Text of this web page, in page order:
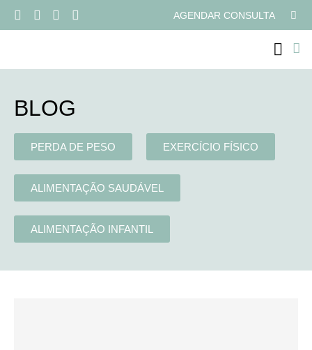
AGENDAR CONSULTA
BLOG
PERDA DE PESO EXERCÍCIO FÍSICO
ALIMENTAÇÃO SAUDÁVEL
ALIMENTAÇÃO INFANTIL